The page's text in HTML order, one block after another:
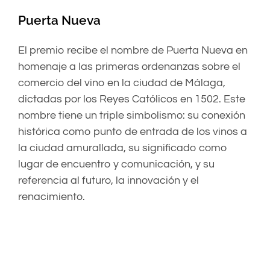
Puerta Nueva
El premio recibe el nombre de Puerta Nueva en
homenaje a las primeras ordenanzas sobre el
comercio del vino en la ciudad de Málaga,
dictadas por los Reyes Católicos en 1502. Este
nombre tiene un triple simbolismo: su conexión
histórica como punto de entrada de los vinos a
la ciudad amurallada, su significado como
lugar de encuentro y comunicación, y su
referencia al futuro, la innovación y el
renacimiento.